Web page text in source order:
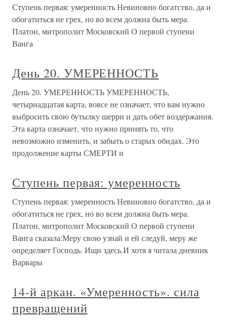
Ступень первая: умеренность Невиновно богатство, да и
обогатиться не грех, но во всем должна быть мера.
Платон, митрополит Московский О первой ступени
Ванга
День 20. УМЕРЕННОСТЬ
День 20. УМЕРЕННОСТЬ УМЕРЕННОСТЬ,
четырнадцатая карта, вовсе не означает, что вам нужно
выбросить свою бутылку шерри и дать обет воздержания.
Эта карта означает, что нужно принять то, что
невозможно изменить, и забыть о старых обидах. Это
продолжение карты СМЕРТИ и
Ступень первая: умеренность
Ступень первая: умеренность Невиновно богатство, да и
обогатиться не грех, но во всем должна быть мера.
Платон, митрополит Московский О первой ступени
Ванга сказала:Меру свою узнай и ей следуй, меру же
определяет Господь. Ищи здесь.И хотя я читала дневник
Варвары
14-й аркан. «Умеренность». сила
превращений